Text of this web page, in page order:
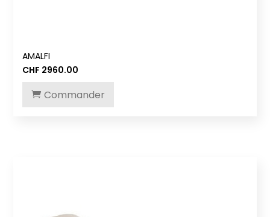
AMALFI
CHF 2960.00
Commander